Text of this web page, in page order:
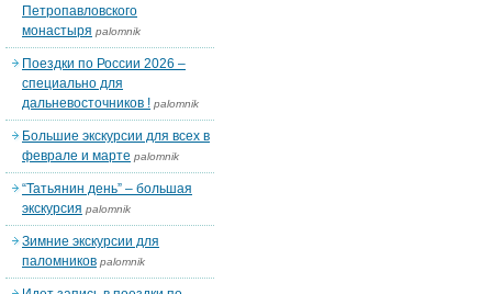
Петропавловского
монастыря palomnik
Поездки по России 2026 –
специально для
дальневосточников ! palomnik
Большие экскурсии для всех в
феврале и марте palomnik
“Татьянин день” – большая
экскурсия palomnik
Зимние экскурсии для
паломников palomnik